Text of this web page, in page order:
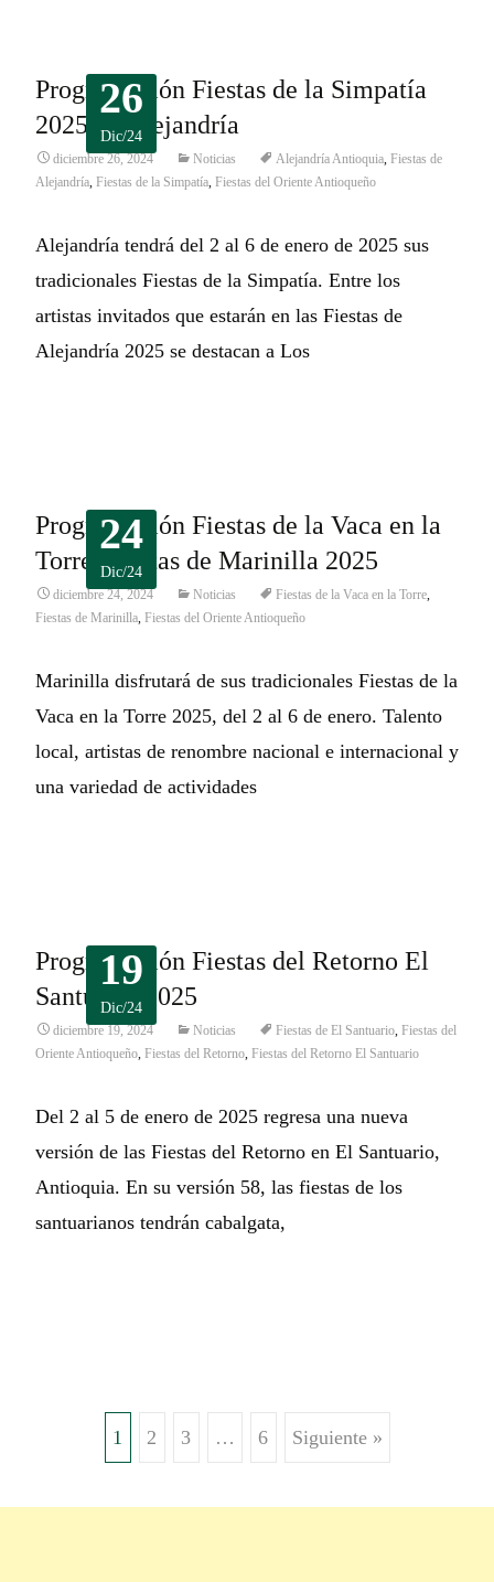
26
Dic/24
Programación Fiestas de la Simpatía
2025 en Alejandría
diciembre 26, 2024 Noticias Alejandría Antioquia, Fiestas de
Alejandría, Fiestas de la Simpatía, Fiestas del Oriente Antioqueño
Alejandría tendrá del 2 al 6 de enero de 2025 sus
tradicionales Fiestas de la Simpatía. Entre los
artistas invitados que estarán en las Fiestas de
Alejandría 2025 se destacan a Los
24
Dic/24
Programación Fiestas de la Vaca en la
Torre. Fiestas de Marinilla 2025
diciembre 24, 2024 Noticias Fiestas de la Vaca en la Torre,
Fiestas de Marinilla, Fiestas del Oriente Antioqueño
Marinilla disfrutará de sus tradicionales Fiestas de la
Vaca en la Torre 2025, del 2 al 6 de enero. Talento
local, artistas de renombre nacional e internacional y
una variedad de actividades
19
Dic/24
Programación Fiestas del Retorno El
Santuario 2025
diciembre 19, 2024 Noticias Fiestas de El Santuario, Fiestas del
Oriente Antioqueño, Fiestas del Retorno, Fiestas del Retorno El Santuario
Del 2 al 5 de enero de 2025 regresa una nueva
versión de las Fiestas del Retorno en El Santuario,
Antioquia. En su versión 58, las fiestas de los
santuarianos tendrán cabalgata,
1 2 3 … 6 Siguiente »